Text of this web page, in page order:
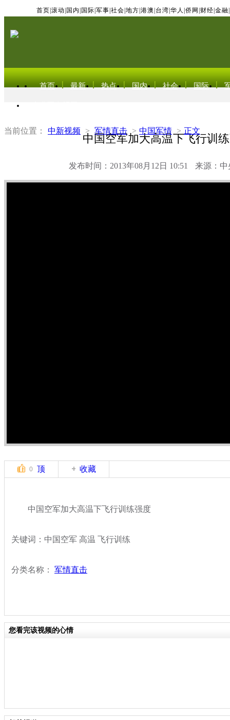
首页 滚动 国内 国际 军事 社会 地方 港澳 台湾 华人 侨网 财经 金融
首页 最新 热点 国内 社会 国际
当前位置： 中新视频 > 军情直击 > 中国军情 > 正文
中国空军加大高温下飞行训
发布时间：2013年08月12日 10:51 来源：中
0 顶 收藏
中国空军加大高温下飞行训练强度
关键词：中国空军 高温 飞行训练
分类名称： 军情直击
您看完该视频的心情